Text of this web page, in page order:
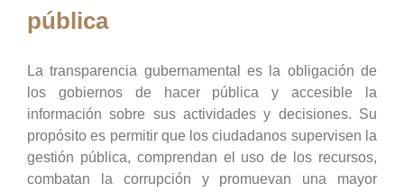
pública
La transparencia gubernamental es la obligación de
los gobiernos de hacer pública y accesible la
información sobre sus actividades y decisiones. Su
propósito es permitir que los ciudadanos supervisen la
gestión pública, comprendan el uso de los recursos,
combatan la corrupción y promuevan una mayor